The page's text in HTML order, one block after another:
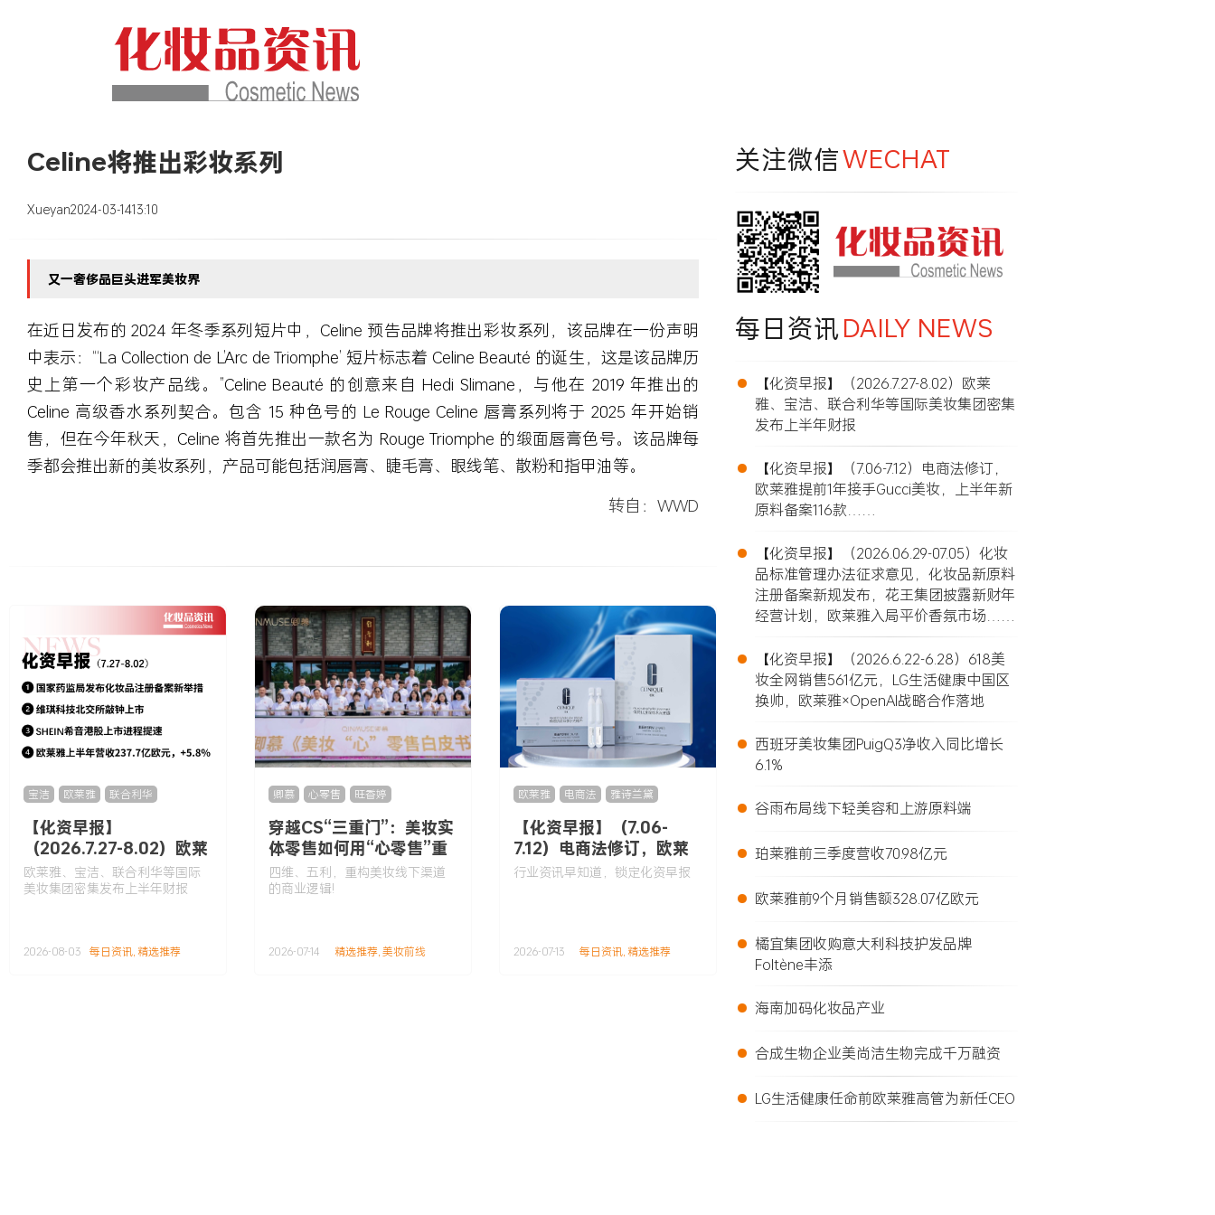
Celine将推出彩妆系列
Xueyan2024-03-1413:10
又一奢侈品巨头进军美妆界
在近日发布的 2024 年冬季系列短片中，Celine 预告品牌将推出彩妆系列，该品牌在一份声明
中表示：“‘La Collection de L’Arc de Triomphe’ 短片标志着 Celine Beauté 的诞生，这是该品牌历
史上第一个彩妆产品线。”Celine Beauté 的创意来自 Hedi Slimane，与他在 2019 年推出的
Celine 高级香水系列契合。包含 15 种色号的 Le Rouge Celine 唇膏系列将于 2025 年开始销
售，但在今年秋天，Celine 将首先推出一款名为 Rouge Triomphe 的缎面唇膏色号。该品牌每
季都会推出新的美妆系列，产品可能包括润唇膏、睫毛膏、眼线笔、散粉和指甲油等。
转自：WWD
宝洁 欧莱雅 联合利华
【化资早报】
（2026.7.27-8.02）欧莱
雅、宝洁、联合利华等国
际美妆集团密集发布上半
欧莱雅、宝洁、联合利华等国际
美妆集团密集发布上半年财报
2026-08-03 每日资讯,精选推荐
卿慕 心零售 旺香婷
穿越CS“三重门”：美妆实
体零售如何用“心零售”重
构增长逻辑
四维、五利，重构美妆线下渠道
的商业逻辑!
2026-07-14 精选推荐,美妆前线
欧莱雅 电商法 雅诗兰黛
【化资早报】（7.06-
7.12）电商法修订，欧莱
雅提前1年接手Gucci美
行业资讯早知道，锁定化资早报
2026-07-13 每日资讯,精选推荐
关注微信WECHAT
每日资讯DAILY NEWS
•
【化资早报】（2026.7.27-8.02）欧莱
雅、宝洁、联合利华等国际美妆集团密集
发布上半年财报
•
【化资早报】（7.06-7.12）电商法修订，
欧莱雅提前1年接手Gucci美妆，上半年新
原料备案116款……
•
【化资早报】（2026.06.29-07.05）化妆
品标准管理办法征求意见，化妆品新原料
注册备案新规发布，花王集团披露新财年
经营计划，欧莱雅入局平价香氛市场……
•
【化资早报】（2026.6.22-6.28）618美
妆全网销售561亿元，LG生活健康中国区
换帅，欧莱雅×OpenAI战略合作落地
• 西班牙美妆集团PuigQ3净收入同比增长
6.1%
• 谷雨布局线下轻美容和上游原料端
• 珀莱雅前三季度营收70.98亿元
• 欧莱雅前9个月销售额328.07亿欧元
• 橘宜集团收购意大利科技护发品牌
Foltène丰添
• 海南加码化妆品产业
• 合成生物企业美尚洁生物完成千万融资
• LG生活健康任命前欧莱雅高管为新任CEO